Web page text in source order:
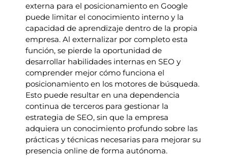
externa para el posicionamiento en Google
puede limitar el conocimiento interno y la
capacidad de aprendizaje dentro de la propia
empresa. Al externalizar por completo esta
función, se pierde la oportunidad de
desarrollar habilidades internas en SEO y
comprender mejor cómo funciona el
posicionamiento en los motores de búsqueda.
Esto puede resultar en una dependencia
continua de terceros para gestionar la
estrategia de SEO, sin que la empresa
adquiera un conocimiento profundo sobre las
prácticas y técnicas necesarias para mejorar su
presencia online de forma autónoma.